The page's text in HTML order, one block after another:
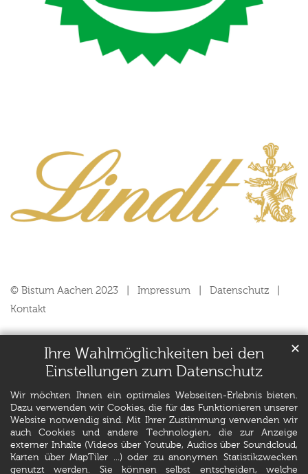
Ihre Wahlmöglichkeiten bei den
Einstellungen zum Datenschutz
Wir möchten Ihnen ein optimales Webseiten-Erlebnis bieten.
Dazu verwenden wir Cookies, die für das Funktionieren unserer
Website notwendig sind. Mit Ihrer Zustimmung verwenden wir
auch Cookies und andere Technologien, die zur Anzeige
externer Inhalte (Videos über Youtube, Audios über Soundcloud,
Karten über MapTiler ...) oder zu anonymen Statistikzwecken
genutzt werden. Sie können selbst entscheiden, welche
✕
© Bistum Aachen 2023 Impressum
Datenschutz
Kontakt